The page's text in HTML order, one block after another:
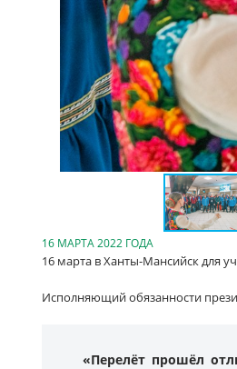
16 МАРТА 2022 ГОДА
16 марта в Ханты-Мансийск для
Исполняющий обязанности
«Перелёт прошёл